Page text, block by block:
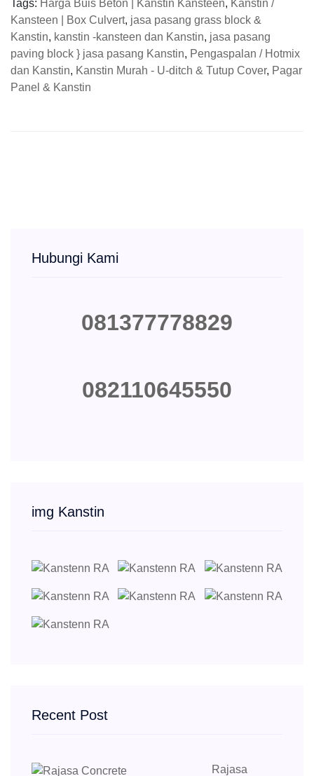
Tags: Harga Buis Beton | Kanstin Kansteen, Kanstin /
Kansteen | Box Culvert, jasa pasang grass block &
Kanstin, kanstin -kansteen dan Kanstin, jasa pasang
paving block } jasa pasang Kanstin, Pengaspalan / Hotmix
dan Kanstin, Kanstin Murah - U-ditch & Tutup Cover, Pagar
Panel & Kanstin
Hubungi Kami
081377778829
082110645550
img Kanstin
Recent Post
Rajasa